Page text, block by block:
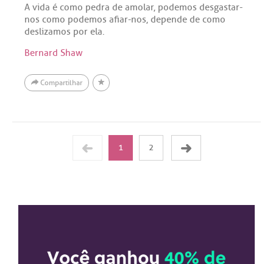
A vida é como pedra de amolar, podemos desgastar-
nos como podemos afiar-nos, depende de como
deslizamos por ela.
Bernard Shaw
Compartilhar
1 2